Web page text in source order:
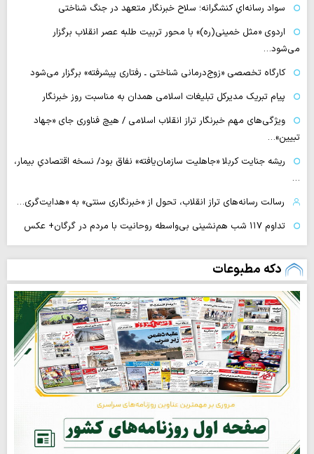
سواد رسانه‌ایِ کنشگرانه؛ سلاح خبرنگار متعهد در جنگ شناختی
اردوی «مثل خمینی(ره)» با محور تربیت طلبه عصر انقلاب برگزار
می‌شود…
کارگاه تخصصی «زوج‌درمانی شناختی ـ رفتاری پیشرفته» برگزار می‌شود
پیام تبریک مدیرکل تبلیغات اسلامی همدان به مناسبت روز خبرنگار
ویژگی‌های مهم خبرنگار تراز انقلاب اسلامی / هیچ فناوری‌ جای «جهاد
تبیین»…
ریشه جنایت کربلا «جاهلیت سازمان‌یافته» نفاق بود/ نسخه اقتصادیِ بیمار،
…
رسالت رسانه‌های تراز انقلاب، تحول از «خبرنگاری سنتی» به «هدایت‌گری…
تداوم ۱۱۷ شب هم‌نشینی بی‌واسطه روحانیت با مردم در گرگان+ عکس
دکه مطبوعات